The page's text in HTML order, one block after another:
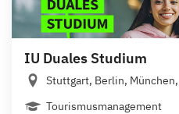
IU Duales Studium
Stuttgart, Berlin,
Tourismusmanagement